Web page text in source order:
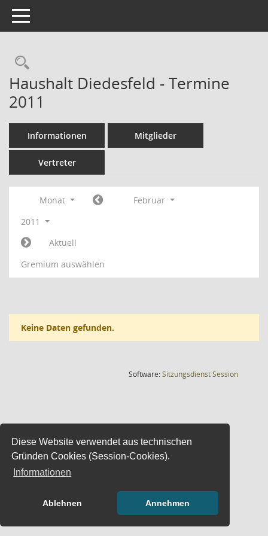
Diese Website verwendet aus technischen
Gründen Cookies (Session-Cookies).
Informationen
Ablehnen Annehmen
Toggle navigation
Rechercheauswahl
Haushalt Diedesfeld - Termine
2011
Informationen Mitglieder
Vertreter
Monat
Februar
2011
Aktuell
Gremium auswählen
Keine Daten gefunden.
Software:SitzungsdienstSession(Wird in